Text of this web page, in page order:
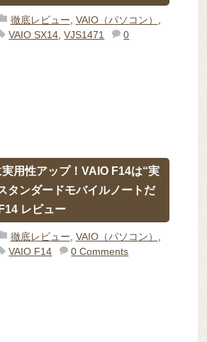
徹底レビュー, VAIO（パソコン） ,
VAIO SX14,VJS1471
0
用性アップ！VAIO F14は“実
タンダードモバイルノートだ
レビュー
徹底レビュー VAIO（パソコン）
VAIO F14 0 Comments